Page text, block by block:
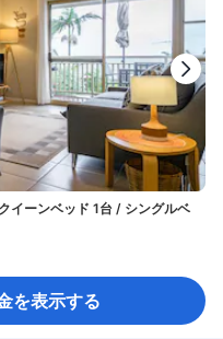
クイーンベッド 1台 / シングルベ
を表示する